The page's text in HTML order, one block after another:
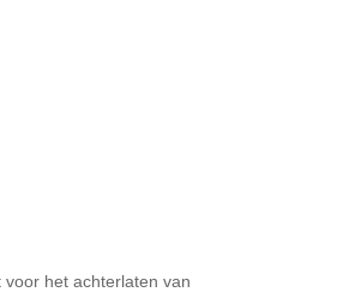
het achterlaten van